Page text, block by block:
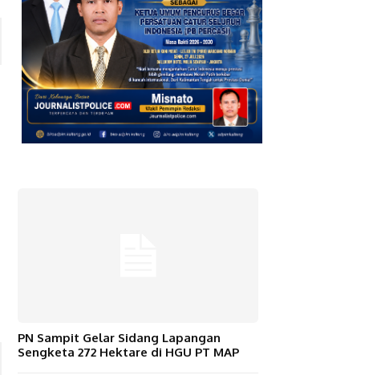
PN Sampit Gelar Sidang Lapangan
Sengketa 272 Hektare di HGU PT MAP